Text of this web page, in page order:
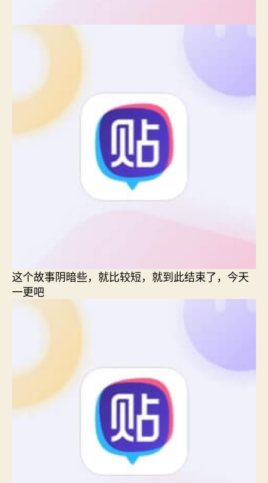
这个故事阴暗些，就比较短，就到此结束了，今天
一更吧